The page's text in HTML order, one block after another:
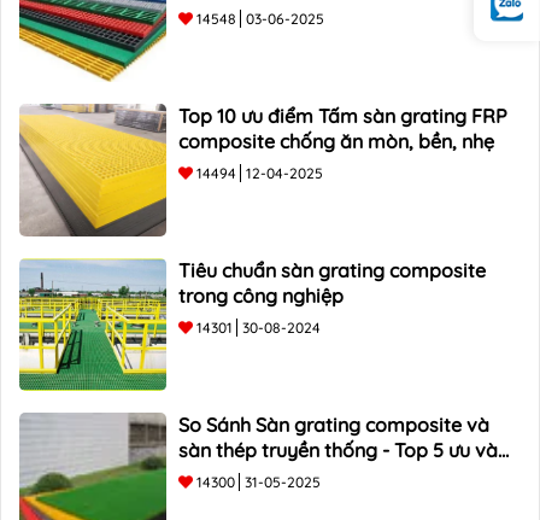
14548 03-06-2025
Top 10 ưu điểm Tấm sàn grating FRP
composite chống ăn mòn, bền, nhẹ
14494 12-04-2025
Tiêu chuẩn sàn grating composite
trong công nghiệp
14301 30-08-2024
So Sánh Sàn grating composite và
sàn thép truyền thống - Top 5 ưu và
nhược điểm
14300 31-05-2025